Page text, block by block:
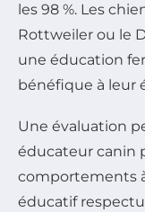
les 98 %. Les
Rottweiler ou le
une éducation
bénéfique à leur
Une évaluation
éducateur canin
comportements
éducatif